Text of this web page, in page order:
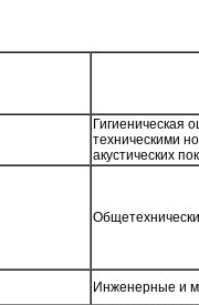
Гигиеническая
техническими
акустических
Инженерные и